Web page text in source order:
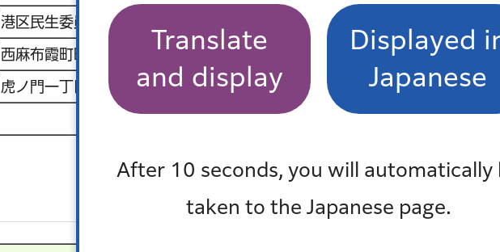
Translate
and display
Displayed
Japanese
After 10 seconds, you will automatically
taken to the Japanese page.
港区民生委員・児童委員会長協議会新年懇親会会費
西麻布霞町町会新年会会費
虎ノ門一丁目琴平町会新年会会費 6,000